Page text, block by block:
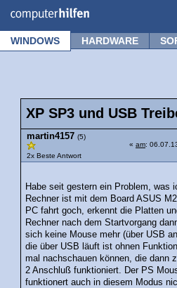
WINDOWS HARDWARE
XP SP3 und USB
martin4157 (5)
2x Beste Antwort
« am:
Habe seit gestern ein Problem, was
Rechner ist mit dem Board ASUS
PC fahrt goch, erkennt die Platten
Rechner nach dem Startvorgang
sich keine Mouse mehr (über USB
die über USB läuft ist ohnen
mal nachschauen können, die dann
2 Anschluß funktioniert. Der PS
funktionert auch in diesem Modus